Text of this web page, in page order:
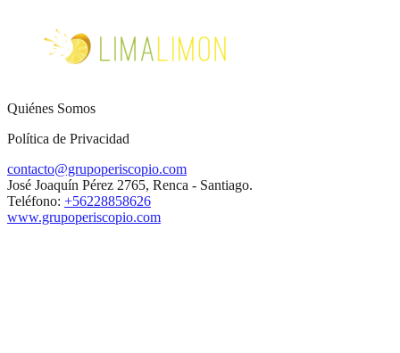
Quiénes Somos
Política de Privacidad
contacto@grupoperiscopio.com
José Joaquín Pérez 2765, Renca - Santiago.
Teléfono: +56228858626
www.grupoperiscopio.com